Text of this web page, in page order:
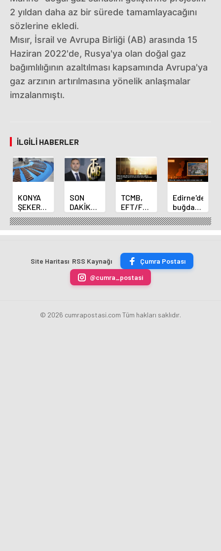
2 yıldan daha az bir sürede tamamlayacağını
sözlerine ekledi.
Mısır, İsrail ve Avrupa Birliği (AB) arasında 15
Haziran 2022'de, Rusya'ya olan doğal gaz
bağımlılığının azaltılması kapsamında Avrupa'ya
gaz arzının artırılmasına yönelik anlaşmalar
imzalanmıştı.
İLGILI HABERLER
KONYA
ŞEKER
YILLIK 7
BİN 500
TON
ÜRETİLECEK
SON
DAKİKA
HABERİ:
Yeni
Merkez
Fatih
Karahan
oldu
TCMB,
EFT/FAST
işlemleri
için
fazla
uygulamasını
kaldırdı
Edirne'de
buğday
ve arpa
ekim
sezonu
erdi
Site Haritası RSS Kaynağı
Çumra Postası
@cumra_postasi
© 2026 cumrapostasi.com Tüm hakları saklıdır.